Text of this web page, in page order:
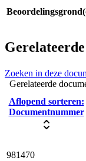
Zoeken in deze
Gerelateerde
Aflopend sorteren:
Documentnummer
981470